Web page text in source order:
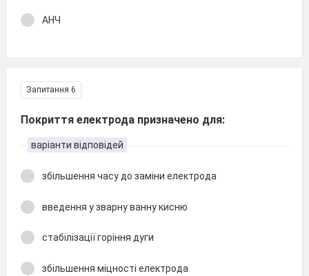
АНЧ
Запитання 6
Покриття електрода призначено для:
варіанти відповідей
збільшення часу до заміни електрода
введення у зварну ванну кисню
стабілізації горіння дуги
збільшення міцності електрода